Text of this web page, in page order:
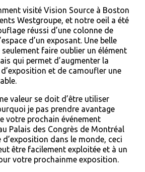
visité Vision Source à Boston
Westgroupe, et notre oeil a été
réussi d’une colonne de
d’un exposant. Une belle
faire oublier un élément
qui permet d’augmenter la
et de camoufler une
valeur se doit d’être utiliser
je pas prendre avantage
votre prochain événement
Palais des Congrès de Montréal
dans le monde, ceci
être facilement exploitée et à un
votre prochainme exposition.